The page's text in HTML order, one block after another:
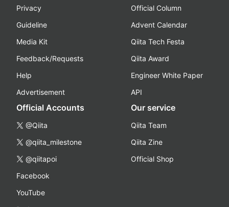
Privacy
Guideline
Media Kit
Feedback/Requests
Help
Advertisement
Official Column
Advent Calendar
Qiita Tech Festa
Qiita Award
Engineer White Paper
API
Official Accounts
@Qiita
@qiita_milestone
@qiitapoi
Facebook
YouTube
Our service
Qiita Team
Qiita Zine
Official Shop